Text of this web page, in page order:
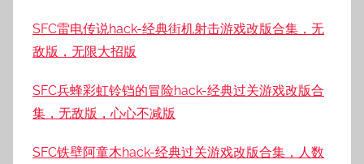
SFC雷电传说hack-经典街机射击游戏改版合集，无
敌版，无限大招版
SFC兵蜂彩虹铃铛的冒险hack-经典过关游戏改版合
集，无敌版，心心不减版
SFC铁壁阿童木hack-经典过关游戏改版合集，人数